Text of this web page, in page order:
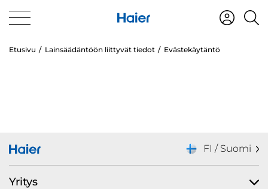
Etusivu Lainsäädäntöön liittyvät tiedot Evästekäytäntö
FI / Suomi
Yritys